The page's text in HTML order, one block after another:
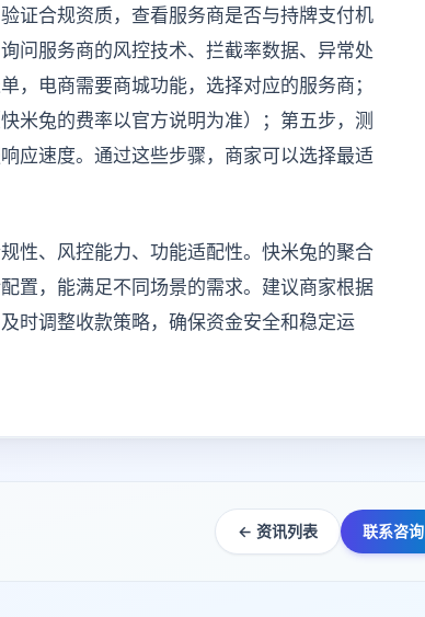
证合规资质，查看服务商是否与持牌支付机
问服务商的风控技术、拦截率数据、异常处
，电商需要商城功能，选择对应的服务商；
米兔的费率以官方说明为准）；第五步，测
应速度。通过这些步骤，商家可以选择最适
性、风控能力、功能适配性。快米兔的聚合
置，能满足不同场景的需求。建议商家根据
时调整收款策略，确保资金安全和稳定运
← 资讯列表 联系咨询